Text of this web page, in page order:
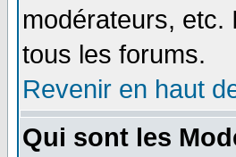
modérateurs, etc.
tous les forums.
Revenir en haut
Qui sont les